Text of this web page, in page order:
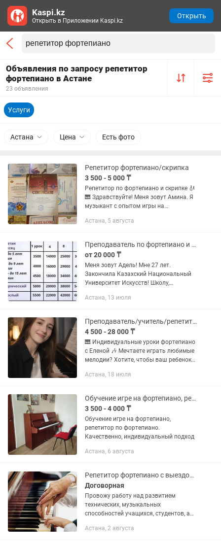
Объявления по запросу репетитор
фортепиано в Астане
23 объявления
Услуги
Астана Цена Есть фото
Репетитор фортепиано/скрипка
3 500 - 5 000 ₸
Репетитор по фортепиано и скрипке 🎻
🎹 Здравствуйте! Меня зовут Амина. Я
музыкант с опытом игры на
конкурсов, а также педагог с любовью
Астана, 5 августа
Преподаватель по фортепиано и по скрипке! И репетитор по сольфеджио
от 20 000 ₸
Меня зовут Адель! Мне 27 лет.
Закончила Казахский Национальный
Университет Искусств! Школу,
Государственном Симфоническом
по...
Астана, 13 июля
Преподаватель/учитель/репетитор по фортепиано/пианино
4 500 - 28 000 ₸
🎹 Индивидуальные уроки фортепиано
с Еленой 🎶 Мечтаете играть любимые
мелодии? Хотите, чтобы ваш ребенок
раннего возраста? Преподаватель
Астана, 18 июля
Обучение игре на фортепиано, репетитор
3 500 - 4 000 ₸
Обучение игре на фортепиано,
репетитор по фортепиано.
Качественно, индивидуальный подход
Астана, 6 августа
Репетитор фортепиано с выездом и на дому, уроки, концертмейстер
Договорная
Провожу работу над развитием
технических, музыкальных
способностей учащихся, студентов, а
возраста: начинающих,
Астана, 2 августа
Kaspi.kz
Открыть в Приложении Kaspi.kz
Открыть